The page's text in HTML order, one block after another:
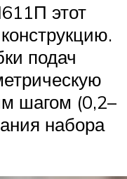
этот
подач
шагом (0,2–
набора